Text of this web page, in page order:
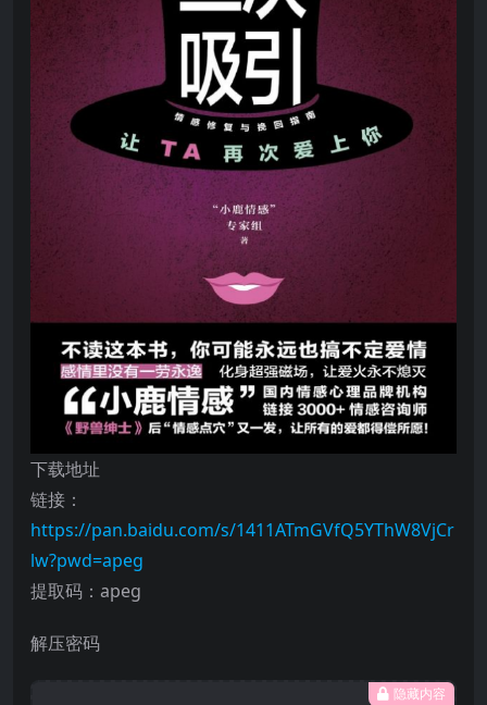
下载地址
链接：
https://pan.baidu.com/s/1411ATmGVfQ5YThW8VjCr
lw?pwd=apeg
提取码：apeg
解压密码
隐藏内容